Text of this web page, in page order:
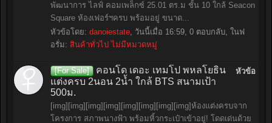
พัฒนาการ ไลฟ์ คอมเพล็กซ์ 25.01 ตร.ม ชั้น 10 ใกล้ Seacon
Square ห้องเฟอร์ฯครบ พร้อมอยู่ ขนาด...
หัวข้อโดย: danoiestate, วันนี้เมื่อ 16:59, 0 ตอบกลับ, ในฟ
อรั่ม: สินค้าทั่วไป ไม่มีหมวดหมู่
หัวข้อ
[For Sale]
คอนโด เดอะ เทมโป พหลโยธิน
แต่งครบ 2นอน 2น้ำ ใกล้ BTS สนามเป้า
500ม.
[img][img][img][img][img][img][img][img]ห้องแต่งครบจาก
โครงการ สภาพนางฟ้า พร้อมหิ้วกระเป๋าเข้าอยู่! โดดเด่นด้วย